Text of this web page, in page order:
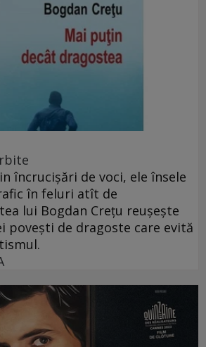
încrucișări de voci, ele însele
în feluri atît de
lui Bogdan Crețu reușește
povești de dragoste care evită